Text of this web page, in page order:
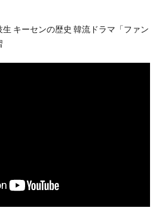
キーセンの歴史 韓流ドラマ「ファン